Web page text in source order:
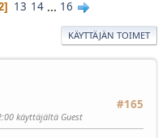
13 14 ... 16
KÄYTTÄJÄN TOIMET
#165
käyttäjältä Guest